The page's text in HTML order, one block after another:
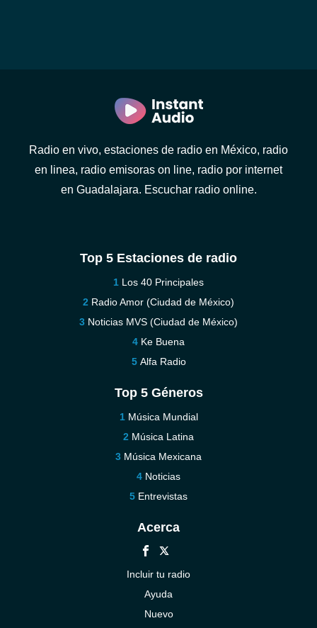
Radio en vivo, estaciones de radio en México, radio
en linea, radio emisoras on line, radio por internet
en Guadalajara. Escuchar radio online.
Top 5 Estaciones de radio
Los 40 Principales
Radio Amor (Ciudad de México)
Noticias MVS (Ciudad de México)
Ke Buena
Alfa Radio
Top 5 Géneros
Música Mundial
Música Latina
Música Mexicana
Noticias
Entrevistas
Acerca
Incluir tu radio
Ayuda
Nuevo